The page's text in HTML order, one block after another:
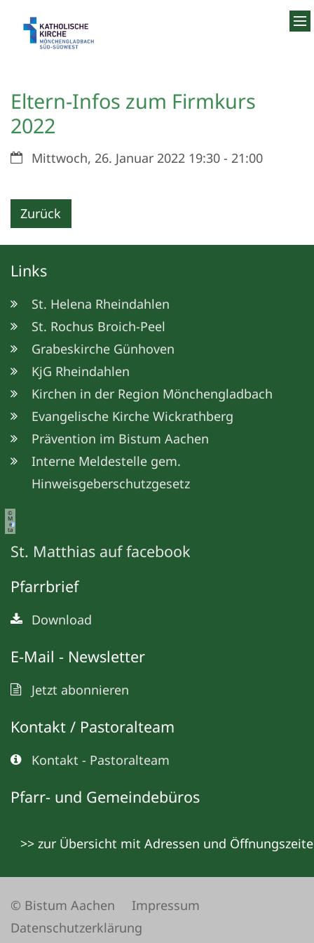
Eltern-Infos zum Firmkurs
2022
Datum:Mittwoch, 26. Januar 2022 19:30 - 21:00
Zurück
Links
St. Helena Rheindahlen
St. Rochus Broich-Peel
Grabeskirche Günhoven
KjG Rheindahlen
Kirchen in der Region Mönchengladbach
Evangelische Kirche Wickrathberg
Prävention im Bistum Aachen
Interne Meldestelle gem.
Hinweisgeberschutzgesetz
©
M
e
ta
St. Matthias auf facebook
Pfarrbrief
Download
E-Mail - Newsletter
Jetzt abonnieren
Kontakt / Pastoralteam
Kontakt - Pastoralteam
Pfarr- und Gemeindebüros
>> zur Übersicht mit Adressen und
© Bistum Aachen
Impressum
Datenschutzerklärung